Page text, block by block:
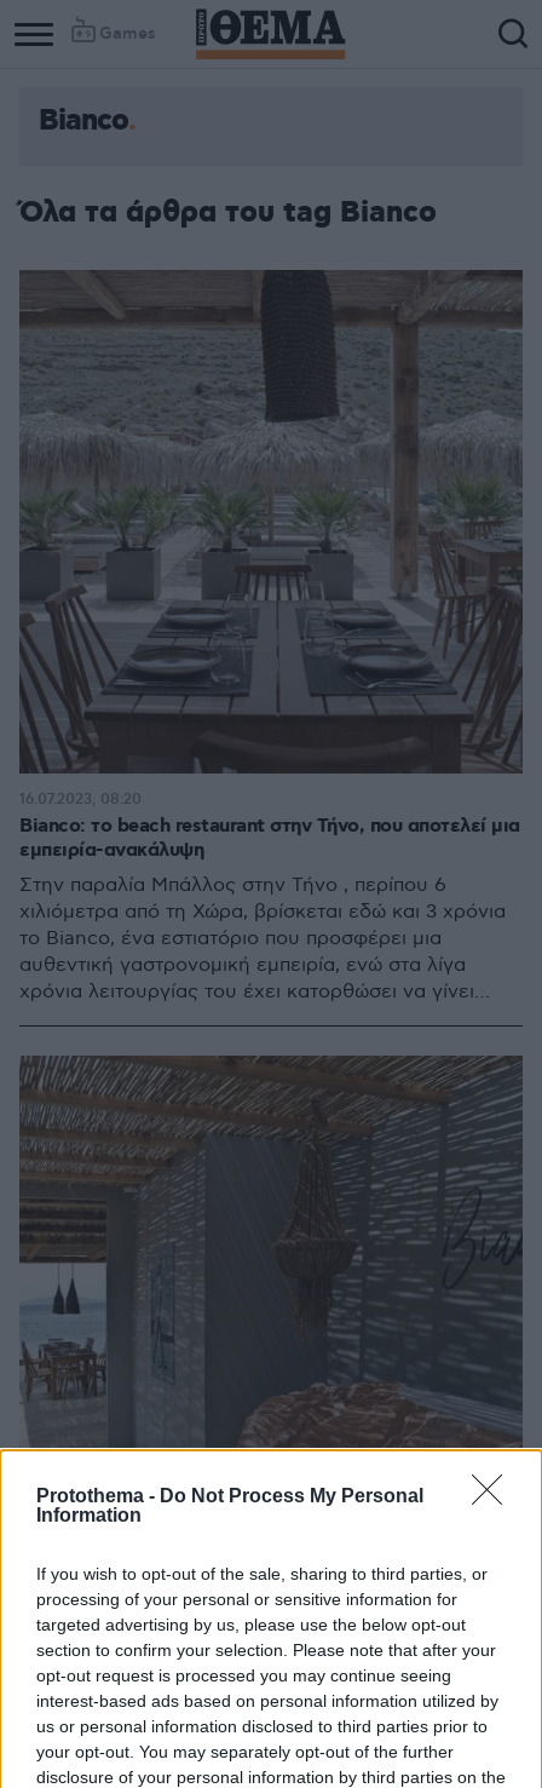
Protothema - Do Not Process My Personal
Information
If you wish to opt-out of the sale, sharing to third parties, or
processing of your personal or sensitive information for
targeted advertising by us, please use the below opt-out
section to confirm your selection. Please note that after your
opt-out request is processed you may continue seeing
interest-based ads based on personal information utilized by
us or personal information disclosed to third parties prior to
your opt-out. You may separately opt-out of the further
disclosure of your personal information by third parties on the
Games
Bianco
Όλα τα άρθρα του tag Bianco
Bianco: το beach restaurant στην Τήνο, που αποτελεί μια
εμπειρία-ανακάλυψη
Στην παραλία Μπάλλος στην Τήνο , περίπου 6
χιλιόμετρα από τη Χώρα, βρίσκεται εδώ και 3 χρόνια
το Bianco, ένα εστιατόριο που προσφέρει μια
αυθεντική γαστρονομική εμπειρία, ενώ στα λίγα
χρόνια λειτουργίας του έχει κατορθώσει να γίνει
16.07.2023, 08:20
Τήνος: Μοναδικές γευστικές εμπειρίες στο Bianco
Beach House Restaurant
Στον ειδυλλιακό κολπίσκο του Μπάλου από το πρωί
έως αργά το βράδυ
02.07.2021, 14:41 2